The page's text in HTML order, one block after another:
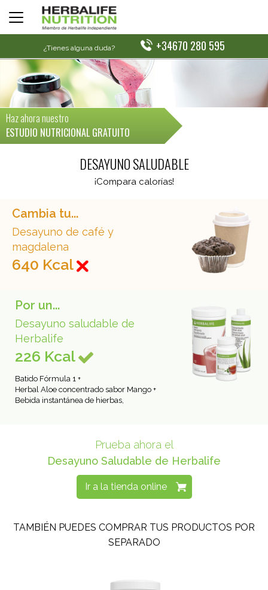
¿Tienes alguna duda? +34670 280 595
Haz ahora nuestro
ESTUDIO NUTRICIONAL GRATUITO
DESAYUNO SALUDABLE
¡Compara calorías!
Cambia tu...
Desayuno de café y
magdalena
640 Kcal
Por un...
Desayuno saludable de
Herbalife
226 Kcal
Batido Fórmula 1 +
Herbal Aloe concentrado sabor Mango +
Bebida instantánea de hierbas,
Prueba ahora el
Desayuno Saludable de Herbalife
Ir a la tienda online
TAMBIÉN PUEDES COMPRAR TUS PRODUCTOS POR
SEPARADO